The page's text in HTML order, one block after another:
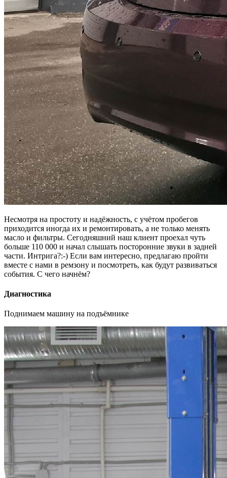
Несмотря на простоту и надёжность, с учётом пробегов
приходится иногда их и ремонтировать, а не только менять
масло и фильтры. Сегодняшний наш клиент проехал чуть
больше 110 000 и начал слышать посторонние звуки в задней
части. Интрига?:-) Если вам интересно, предлагаю пройти
вместе с нами в ремзону и посмотреть, как будут развиваться
события. С чего начнём?
Диагностика
Поднимаем машину на подъёмнике